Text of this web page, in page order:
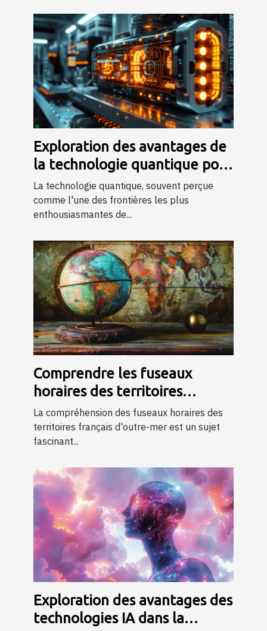
Exploration des avantages de
la technologie quantique pour
le futur
La technologie quantique, souvent perçue
comme l'une des frontières les plus
enthousiasmantes de...
Comprendre les fuseaux
horaires des territoires
français d'outre-mer
La compréhension des fuseaux horaires des
territoires français d'outre-mer est un sujet
fascinant...
Exploration des avantages des
technologies IA dans la